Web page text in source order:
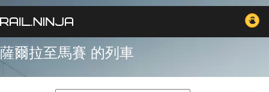
薩爾拉至馬賽 的列車